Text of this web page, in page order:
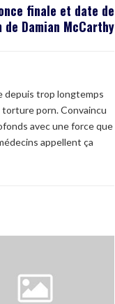
finale et date de
Damian McCarthy
depuis trop longtemps
porn. Convaincu
avec une force que
appellent ça